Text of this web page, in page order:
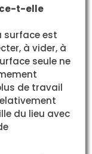
t-elle
surface est
à vider, à
seule ne
de travail
du lieu avec